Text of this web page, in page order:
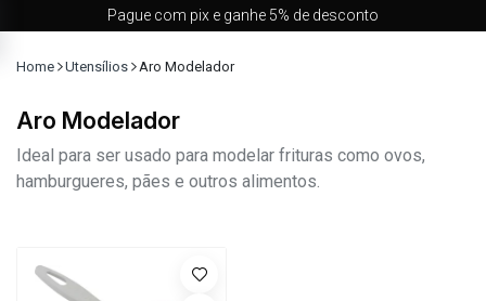
Pague com pix e ganhe 5% de desconto
Home Utensílios Aro Modelador
Aro Modelador
Ideal para ser usado para modelar frituras como ovos,
hamburgueres, pães e outros alimentos.